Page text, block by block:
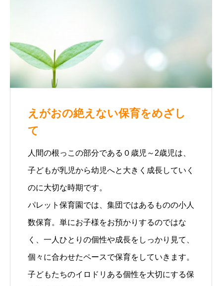
えがおの絶えない保育をめざし
て
人間の根っこの部分である０歳児～2歳児は、
子どもが乳児から幼児へと大きく成長していく
のに大切な時期です。
パレット保育園では、集団ではあるものの小人
数保育。単にお子様をお預かりするのではな
く、一人ひとりの個性や成長をしっかり見て、
個々に合わせたペースで保育をしていきます。
子どもたちのイロドリある個性を大切にする保